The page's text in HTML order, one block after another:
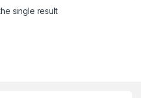
single result